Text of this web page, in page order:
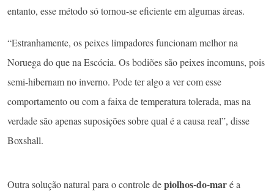
entanto, esse método só tornou-se eficiente em algumas áreas.
“Estranhamente, os peixes limpadores funcionam melhor na
Noruega do que na Escócia. Os bodiões são peixes incomuns, pois
semi-hibernam no inverno. Pode ter algo a ver com esse
comportamento ou com a faixa de temperatura tolerada, mas na
verdade são apenas suposições sobre qual é a causa real”, disse
Boxshall.
Outra solução natural para o controle depiolhos-do-maré a